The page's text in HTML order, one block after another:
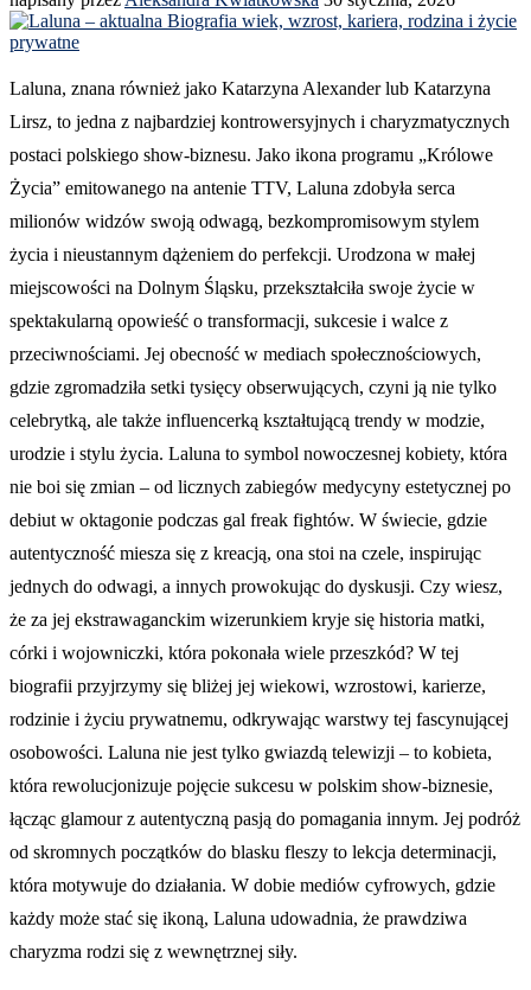
Laluna, znana również jako Katarzyna Alexander lub Katarzyna
Lirsz, to jedna z najbardziej kontrowersyjnych i charyzmatycznych
postaci polskiego show-biznesu. Jako ikona programu „Królowe
Życia” emitowanego na antenie TTV, Laluna zdobyła serca
milionów widzów swoją odwagą, bezkompromisowym stylem
życia i nieustannym dążeniem do perfekcji. Urodzona w małej
miejscowości na Dolnym Śląsku, przekształciła swoje życie w
spektakularną opowieść o transformacji, sukcesie i walce z
przeciwnościami. Jej obecność w mediach społecznościowych,
gdzie zgromadziła setki tysięcy obserwujących, czyni ją nie tylko
celebrytką, ale także influencerką kształtującą trendy w modzie,
urodzie i stylu życia. Laluna to symbol nowoczesnej kobiety, która
nie boi się zmian – od licznych zabiegów medycyny estetycznej po
debiut w oktagonie podczas gal freak fightów. W świecie, gdzie
autentyczność miesza się z kreacją, ona stoi na czele, inspirując
jednych do odwagi, a innych prowokując do dyskusji. Czy wiesz,
że za jej ekstrawaganckim wizerunkiem kryje się historia matki,
córki i wojowniczki, która pokonała wiele przeszkód? W tej
biografii przyjrzymy się bliżej jej wiekowi, wzrostowi, karierze,
rodzinie i życiu prywatnemu, odkrywając warstwy tej fascynującej
osobowości. Laluna nie jest tylko gwiazdą telewizji – to kobieta,
która rewolucjonizuje pojęcie sukcesu w polskim show-biznesie,
łącząc glamour z autentyczną pasją do pomagania innym. Jej podróż
od skromnych początków do blasku fleszy to lekcja determinacji,
która motywuje do działania. W dobie mediów cyfrowych, gdzie
każdy może stać się ikoną, Laluna udowadnia, że prawdziwa
charyzma rodzi się z wewnętrznej siły.